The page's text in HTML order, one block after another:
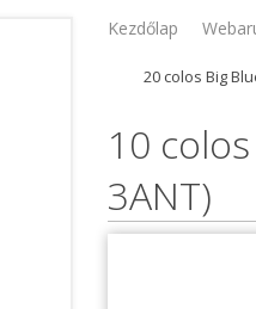
Kezdőlap
20 colos Big
10
3ANT)